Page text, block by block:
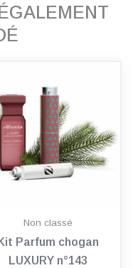
Non classé
Kit Parfum chogan
LUXURY n°143